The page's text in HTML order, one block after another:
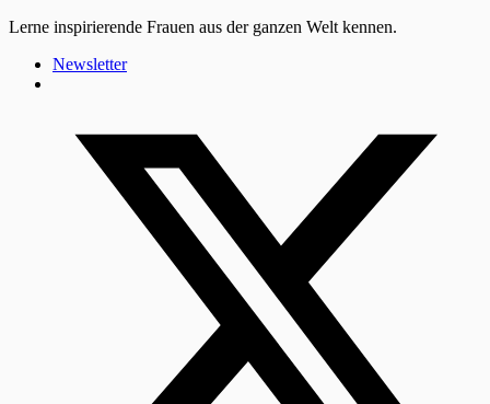
Lerne inspirierende Frauen aus der ganzen Welt kennen.
Newsletter